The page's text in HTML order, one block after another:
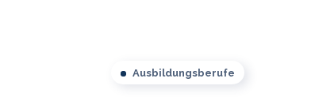
Ausbildungsberufe